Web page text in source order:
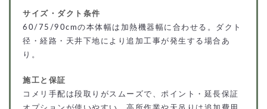
サイズ・ダクト条件
60/75/90cmの本体幅は加熱機器幅に合わせる。ダクト
径・経路・天井下地により追加工事が発生する場合あ
り。
施工と保証
コメリ手配は段取りがスムーズで、ポイント・延長保証